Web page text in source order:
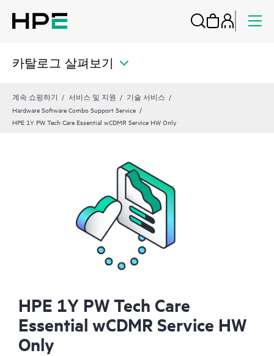
카탈로그 살펴보기
계속 쇼핑하기 서비스 및 지원
기술 서비스
Hardware Software Combo Support Service
HPE 1Y PW Tech Care Essential wCDMR Service HW Only
HPE 1Y PW Tech Care
Essential wCDMR Service HW
Only